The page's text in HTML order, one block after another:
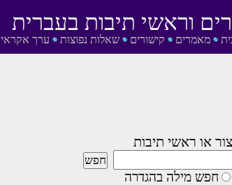
מאמרים קישורים שאלות נפוצות ערך אקראי
וראשי תיבות בעברית
או ראשי תיבות
חפש מילה בהגדרה